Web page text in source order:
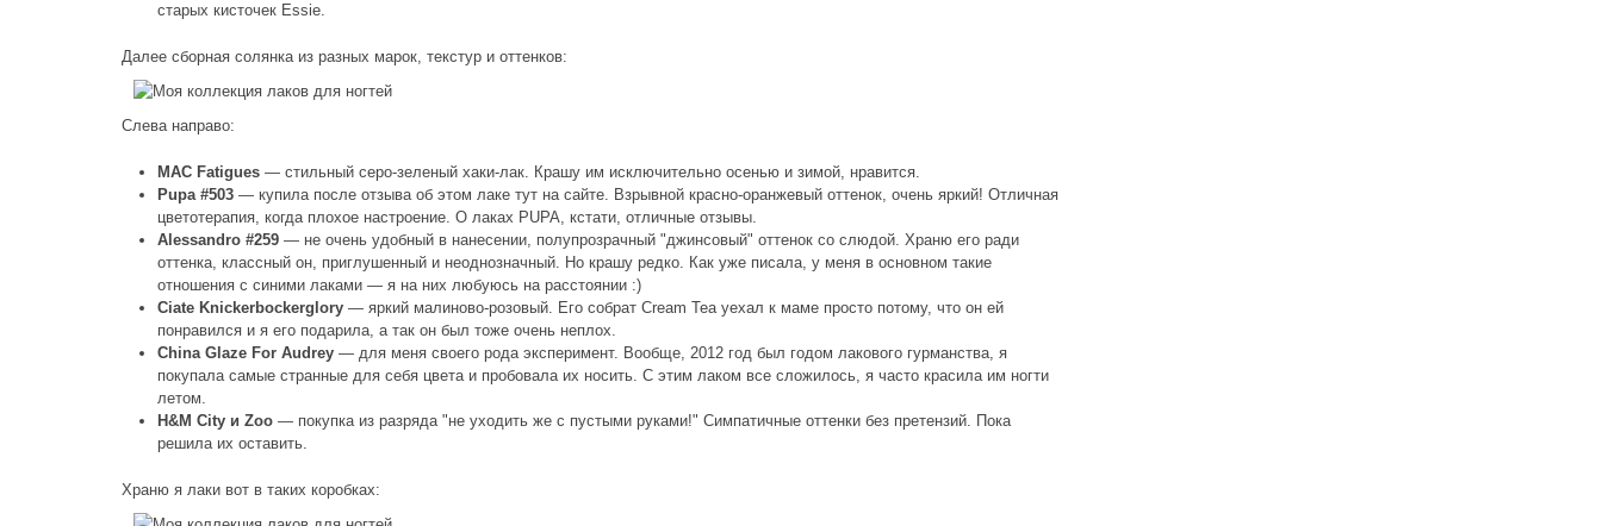
старых кисточек Essie.
Далее сборная солянка из разных марок, текстур и оттенков:
Слева направо:
MAC Fatigues — стильный серо-зеленый хаки-лак. Крашу им исключительно осенью и зимой, нравится.
Pupa #503 — купила после отзыва об этом лаке тут на сайте. Взрывной красно-оранжевый оттенок, очень яркий! Отличная
цветотерапия, когда плохое настроение. О лаках PUPA, кстати, отличные отзывы.
Alessandro #259 — не очень удобный в нанесении, полупрозрачный "джинсовый" оттенок со слюдой. Храню его ради
оттенка, классный он, приглушенный и неоднозначный. Но крашу редко. Как уже писала, у меня в основном такие
отношения с синими лаками — я на них любуюсь на расстоянии :)
Ciate Knickerbockerglory — яркий малиново-розовый. Его собрат Cream Tea уехал к маме просто потому, что он ей
понравился и я его подарила, а так он был тоже очень неплох.
China Glaze For Audrey — для меня своего рода эксперимент. Вообще, 2012 год был годом лакового гурманства, я
покупала самые странные для себя цвета и пробовала их носить. С этим лаком все сложилось, я часто красила им ногти
летом.
H&M City и Zoo — покупка из разряда "не уходить же с пустыми руками!" Симпатичные оттенки без претензий. Пока
решила их оставить.
Храню я лаки вот в таких коробках: